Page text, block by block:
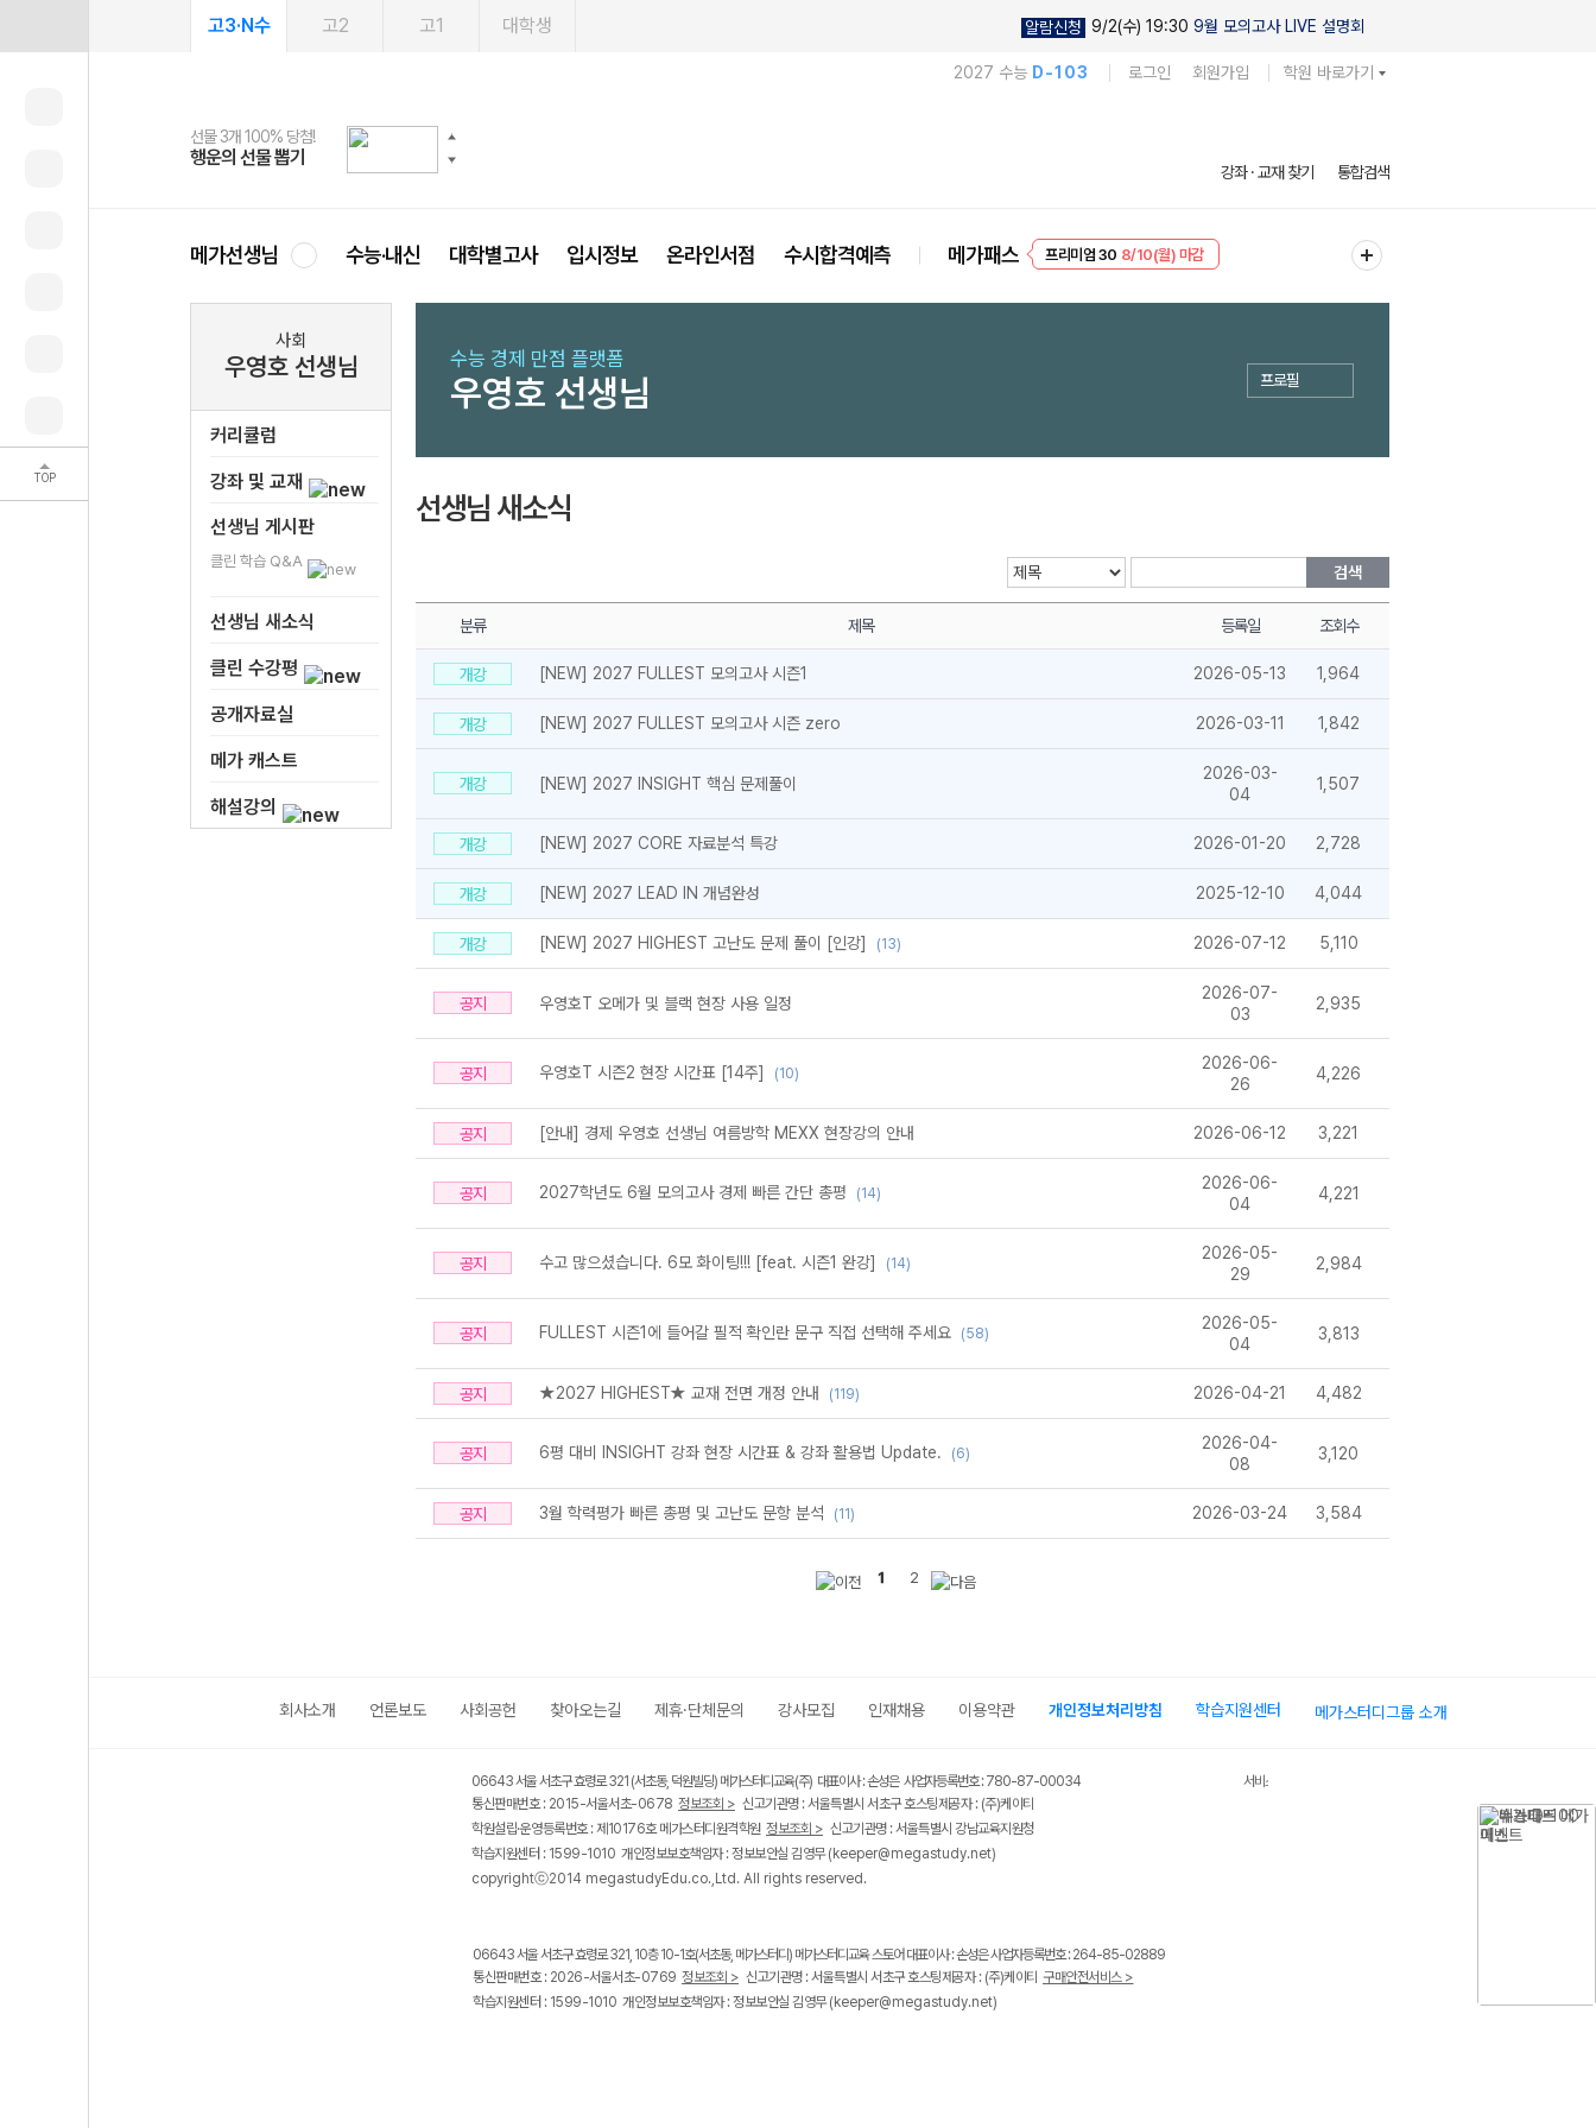
TOP
고3·N수 고2 고1 대학생 알람신청 9/2(수) 19:30 9월 모의고사 LIVE 설명회
2027 수능 D-103 로그인 회원가입 학원 바로가기
선물 3개 100% 당첨!
행운의 선물 뽑기
선물 100% 증정!
메가스터디 X 올리브
여름방학 스터디 캐시백
메가런 썸머스쿨
2027 러셀 단과
강사 공개선발
스마트러닝앱
설문 EVENT
메가패스
3일 무료 체험권
메가패스 수강생 무료혜택!
메가클럽 멤버십
사회공헌 캠페인
희망이룸 메가나눔
강좌 · 교재 찾기 통합검색
메가선생님 수능·내신 대학별고사 입시정보 온라인서점 수시합격예측 메가패스
프리미엄 30 8/10(월) 마감
사회
우영호 선생님
커리큘럼
강좌 및 교재
선생님 게시판
클린 학습 Q&A
선생님 새소식
클린 수강평
공개자료실
메가 캐스트
해설강의
수능 경제 만점 플랫폼
우영호 선생님 프로필
선생님 새소식
검색
분류 제목 등록일 조회수
개강 [NEW] 2027 FULLEST 모의고사 시즌1 2026-05-13 1,964
개강 [NEW] 2027 FULLEST 모의고사 시즌 zero 2026-03-11 1,842
개강 [NEW] 2027 INSIGHT 핵심 문제풀이
2026-03-
04
1,507
개강 [NEW] 2027 CORE 자료분석 특강 2026-01-20 2,728
개강 [NEW] 2027 LEAD IN 개념완성 2025-12-10 4,044
개강 [NEW] 2027 HIGHEST 고난도 문제 풀이 [인강] (13) 2026-07-12 5,110
공지 우영호T 오메가 및 블랙 현장 사용 일정
2026-07-
03
2,935
공지 우영호T 시즌2 현장 시간표 [14주] (10)
2026-06-
26
4,226
공지 [안내] 경제 우영호 선생님 여름방학 MEXX 현장강의 안내 2026-06-12 3,221
공지 2027학년도 6월 모의고사 경제 빠른 간단 총평 (14)
2026-06-
04
4,221
공지 수고 많으셨습니다. 6모 화이팅!!! [feat. 시즌1 완강] (14)
2026-05-
29
2,984
공지 FULLEST 시즌1에 들어갈 필적 확인란 문구 직접 선택해 주세요 (58)
2026-05-
04
3,813
공지 ★2027 HIGHEST★ 교재 전면 개정 안내 (119) 2026-04-21 4,482
공지 6평 대비 INSIGHT 강좌 현장 시간표 & 강좌 활용법 Update. (6)
2026-04-
08
3,120
공지 3월 학력평가 빠른 총평 및 고난도 문항 분석 (11) 2026-03-24 3,584
1 2
회사소개 언론보도 사회공헌 찾아오는길 제휴·단체문의 강사모집 인재채용 이용약관 개인정보처리방침 학습지원센터 메가스터디그룹 소개
06643 서울 서초구 효령로 321 (서초동, 덕원빌딩) 메가스터디교육(주) 대표이사 : 손성은 사업자등록번호 : 780-87-00034
통신판매번호 : 2015-서울서초-0678 정보조회 > 신고기관명 : 서울특별시 서초구 호스팅제공자 : (주)케이티
학원설립·운영등록번호 : 제10176호 메가스터디원격학원 정보조회 > 신고기관명 : 서울특별시 강남교육지원청
학습지원센터 : 1599-1010 개인정보보호책임자 : 정보보안실 김영무(keeper@megastudy.net)
copyrightⓒ2014 megastudyEdu.co.,Ltd. All rights reserved.
서비스 가입사실 확인
06643 서울 서초구 효령로 321, 10층 10-1호(서초동, 메가스터디) 메가스터디교육 스토어 대표이사 : 손성은 사업자등록번호 : 264-85-02889
통신판매번호 : 2026-서울서초-0769 정보조회 > 신고기관명 : 서울특별시 서초구 호스팅제공자 : (주)케이티 구매안전서비스 >
학습지원센터 : 1599-1010 개인정보보호책임자 : 정보보안실 김영무(keeper@megastudy.net)